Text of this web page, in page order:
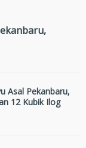
Asal Pekanbaru,
12 Kubik Ilog